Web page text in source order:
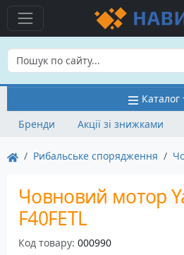
Каталог
Бренди
Акції зі знижками
Рибальське спорядження
Човновий мотор
F40FETL
Код товару: 000990